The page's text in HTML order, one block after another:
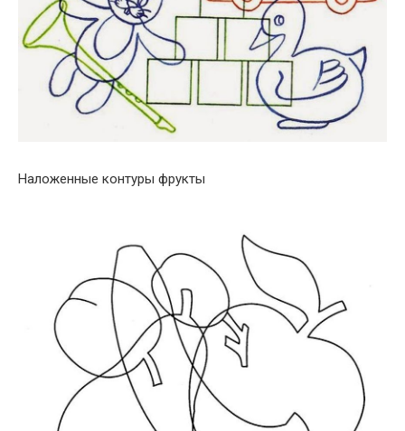
Наложенные контуры фрукты